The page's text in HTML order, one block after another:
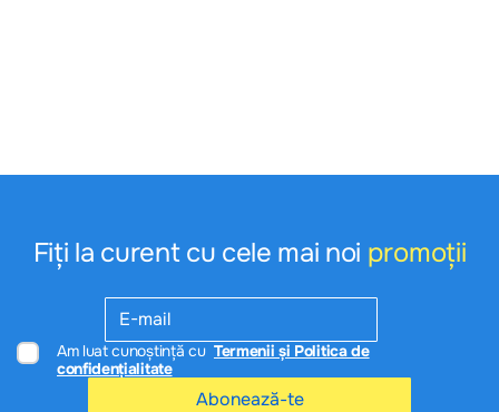
Fiți la curent cu cele mai noi promoții
Am luat cunoștință cu Termenii și Politica de
confidențialitate
Abonează-te